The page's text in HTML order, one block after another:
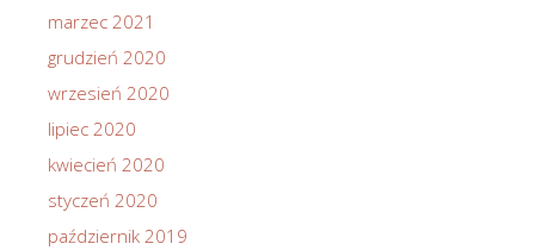
marzec 2021
grudzień 2020
wrzesień 2020
lipiec 2020
kwiecień 2020
styczeń 2020
październik 2019